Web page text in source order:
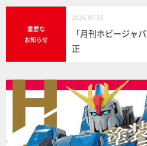
重要な
お知らせ
2026.07.25
「月刊ホビージャ
正